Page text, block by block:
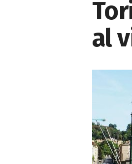
al